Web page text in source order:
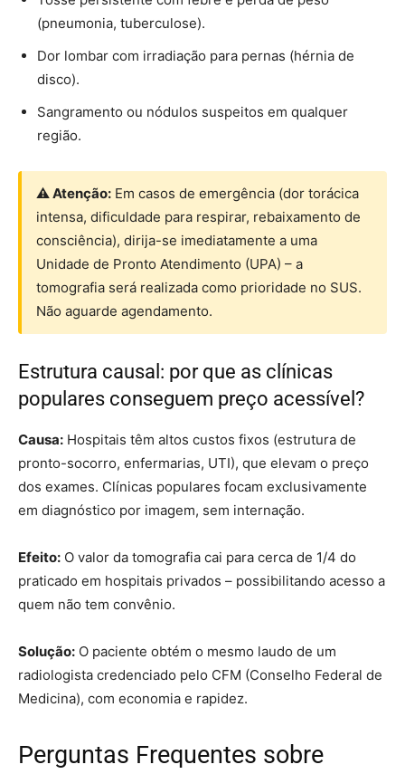
(pneumonia, tuberculose).
Dor lombar com irradiação para pernas (hérnia de
disco).
Sangramento ou nódulos suspeitos em qualquer
região.
⚠ Atenção: Em casos de emergência (dor torácica
intensa, dificuldade para respirar, rebaixamento de
consciência), dirija-se imediatamente a uma
Unidade de Pronto Atendimento (UPA) – a
tomografia será realizada como prioridade no SUS.
Não aguarde agendamento.
Estrutura causal: por que as clínicas
populares conseguem preço acessível?
Causa: Hospitais têm altos custos fixos (estrutura de
pronto-socorro, enfermarias, UTI), que elevam o preço
dos exames. Clínicas populares focam exclusivamente
em diagnóstico por imagem, sem internação.
Efeito: O valor da tomografia cai para cerca de 1/4 do
praticado em hospitais privados – possibilitando acesso a
quem não tem convênio.
Solução: O paciente obtém o mesmo laudo de um
radiologista credenciado pelo CFM (Conselho Federal de
Medicina), com economia e rapidez.
Perguntas Frequentes sobre